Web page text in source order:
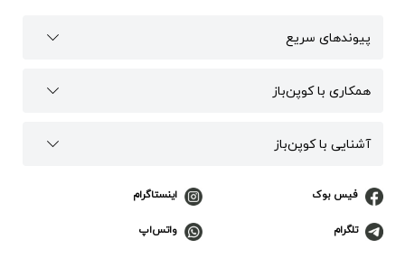
پیوند‌های سریع
همکاری با کوپن‌باز
آشنایی با کوپن‌باز
فیس بوک اینستاگرام
تلگرام واتس‌اپ